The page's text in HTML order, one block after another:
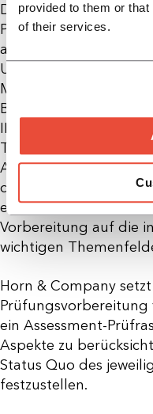
provided to them or
of their services.
Der hier dargestellte
Prüfungsvorbereitung
antizipierten Fokus
Umfang der
Menge der
Banken und
IKT-Drittparteienrisiko
Themen im Institut
der Aufwand
ermöglicht diese
Vorbereitung auf die
wichtigen
Horn & Company
Prüfungsvorbereitung
ein Assessment-
Aspekte zu
Status Quo des
festzustellen.